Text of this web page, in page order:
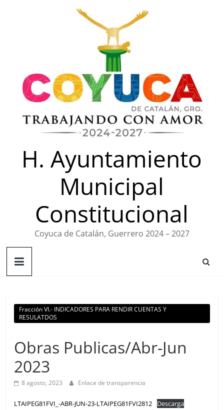
H. Ayuntamiento
Municipal
Constitucional
Coyuca de Catalán, Guerrero 2024 – 2027
Fracción VI.- INDICADORES PARA RENDIR CUENTAS Y
RESULATDOS
Obras Publicas/Abr-Jun
2023
8 agosto, 2023 Enlace de transparencia
LTAIPEG81FVI_-ABR-JUN-23-LTAIPEG81FVI2812 Descarga